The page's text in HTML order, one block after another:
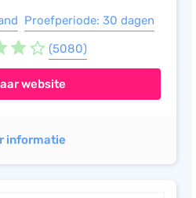
Proefperiode: 30 dagen
(5080)
website
informatie